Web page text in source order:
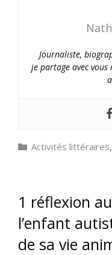
Journaliste,
je partage avec vous
Catégories
Activités littéraires,
1 réflexion
l’enfant
de sa vie